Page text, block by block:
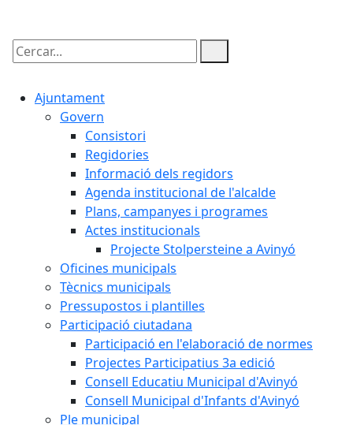
Cercar:
Ajuntament
Govern
Consistori
Regidories
Informació dels regidors
Agenda institucional de l'alcalde
Plans, campanyes i programes
Actes institucionals
Projecte Stolpersteine a Avinyó
Oficines municipals
Tècnics municipals
Pressupostos i plantilles
Participació ciutadana
Participació en l'elaboració de normes
Projectes Participatius 3a edició
Consell Educatiu Municipal d'Avinyó
Consell Municipal d'Infants d'Avinyó
Ple municipal